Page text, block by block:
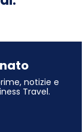
notizie e
Travel.